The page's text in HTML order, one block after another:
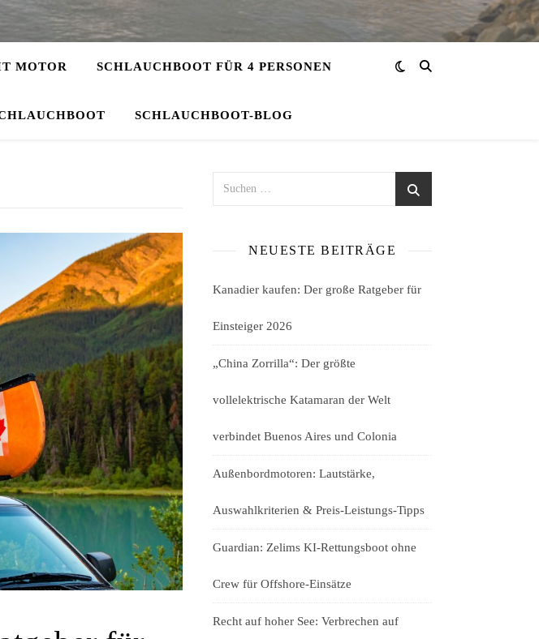
MOTOR SCHLAUCHBOOT FÜR 4 PERSONEN
SCHLAUCHBOOT-BLOG
NEUESTE BEITRÄGE
Kanadier kaufen: Der große Ratgeber für
Einsteiger 2026
„China Zorrilla“: Der größte
vollelektrische Katamaran der Welt
verbindet Buenos Aires und Colonia
Außenbordmotoren: Lautstärke,
Auswahlkriterien & Preis-Leistungs-Tipps
Guardian: Zelims KI-Rettungsboot ohne
Crew für Offshore-Einsätze
Recht auf hoher See: Verbrechen auf